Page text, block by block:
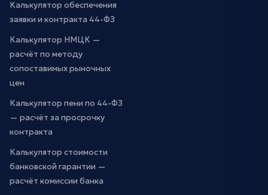
Калькулятор обеспечения
заявки и контракта 44-ФЗ
Калькулятор НМЦК —
расчёт по методу
сопоставимых рыночных
цен
Калькулятор пени по 44-ФЗ
— расчёт за просрочку
контракта
Калькулятор стоимости
банковской гарантии —
расчёт комиссии банка